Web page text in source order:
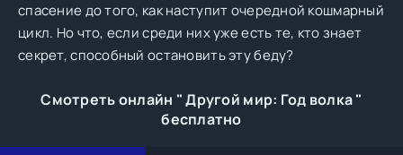
спасение до того, как наступит очередной кошмарный
цикл. Но что, если среди них уже есть те, кто знает
секрет, способный остановить эту беду?
Смотреть онлайн " Другой мир: Год волка "
бесплатно